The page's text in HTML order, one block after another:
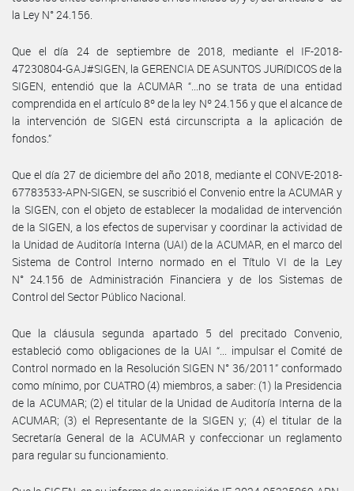
la Ley N° 24.156.
Que el día 24 de septiembre de 2018, mediante el IF-2018-
47230804-GAJ#SIGEN, la GERENCIA DE ASUNTOS JURíDICOS de la
SIGEN, entendió que la ACUMAR “...no se trata de una entidad
comprendida en el artículo 8º de la ley Nº 24.156 y que el alcance de
la intervención de SIGEN está circunscripta a la aplicación de
fondos.”
Que el día 27 de diciembre del año 2018, mediante el CONVE-2018-
67783533-APN-SIGEN, se suscribió el Convenio entre la ACUMAR y
la SIGEN, con el objeto de establecer la modalidad de intervención
de la SIGEN, a los efectos de supervisar y coordinar la actividad de
la Unidad de Auditoría Interna (UAI) de la ACUMAR, en el marco del
Sistema de Control Interno normado en el Título VI de la Ley
N° 24.156 de Administración Financiera y de los Sistemas de
Control del Sector Público Nacional.
Que la cláusula segunda apartado 5 del precitado Convenio,
estableció como obligaciones de la UAI “... impulsar el Comité de
Control normado en la Resolución SIGEN N° 36/2011” conformado
como mínimo, por CUATRO (4) miembros, a saber: (1) la Presidencia
de la ACUMAR; (2) el titular de la Unidad de Auditoría Interna de la
ACUMAR; (3) el Representante de la SIGEN y; (4) el titular de la
Secretaría General de la ACUMAR y confeccionar un reglamento
para regular su funcionamiento.